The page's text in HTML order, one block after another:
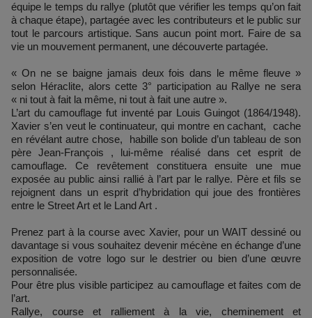
équipe le temps du rallye (plutôt que vérifier les temps qu’on fait
à chaque étape), partagée avec les contributeurs et le public sur
tout le parcours artistique. Sans aucun point mort. Faire de sa
vie un mouvement permanent, une découverte partagée.
« On ne se baigne jamais deux fois dans le même fleuve »
selon Héraclite, alors cette 3° participation au Rallye ne sera
« ni tout à fait la même, ni tout à fait une autre ».
L’art du camouflage fut inventé par Louis Guingot (1864/1948).
Xavier s’en veut le continuateur, qui montre en cachant, cache
en révélant autre chose, habille son bolide d’un tableau de son
père Jean-François , lui-même réalisé dans cet esprit de
camouflage. Ce revêtement constituera ensuite une mue
exposée au public ainsi rallié à l’art par le rallye. Père et fils se
rejoignent dans un esprit d’hybridation qui joue des frontières
entre le Street Art et le Land Art .
Prenez part à la course avec Xavier, pour un WAIT dessiné ou
davantage si vous souhaitez devenir mécène en échange d’une
exposition de votre logo sur le destrier ou bien d’une œuvre
personnalisée.
Pour être plus visible participez au camouflage et faites com de
l’art.
Rallye, course et ralliement à la vie, cheminement et